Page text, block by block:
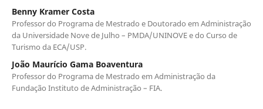
Benny Kramer Costa
Professor do Programa de Mestrado e Doutorado em Administração
da Universidade Nove de Julho – PMDA/UNINOVE e do Curso de
Turismo da ECA/USP.
João Maurício Gama Boaventura
Professor do Programa de Mestrado em Administração da
Fundação Instituto de Administração – FIA.